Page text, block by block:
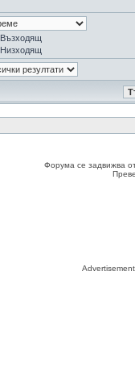
Възходящ
Низходящ
Форума се задвижва